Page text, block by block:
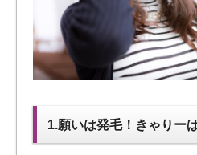
1.願いは発毛！きゃりー